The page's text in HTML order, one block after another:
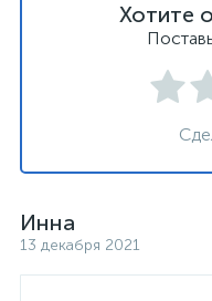
Хотите
Инна
13 декабря 2021